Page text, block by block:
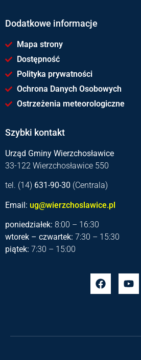
Dodatkowe informacje
Mapa strony
Dostępność
Polityka prywatności
Ochrona Danych Osobowych
Ostrzeżenia meteorologiczne
Szybki kontakt
Urząd Gminy Wierzchosławice
33-122 Wierzchosławice 550
tel. (14) 631-90-30 (Centrala)
Email: ug@wierzchoslawice.pl
poniedziałek: 8:00 – 16:30
wtorek – czwartek: 7:30 – 15:30
piątek: 7:30 – 15:00